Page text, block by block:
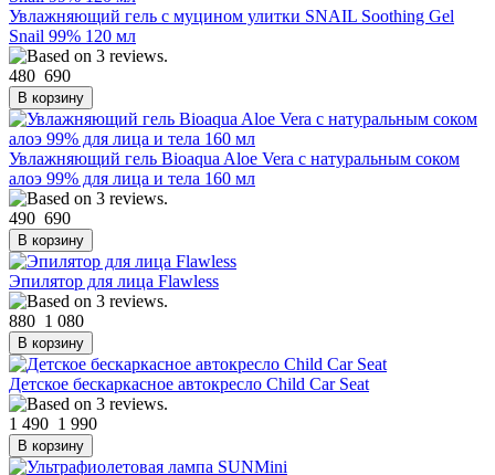
Увлажняющий гель с муцином улитки SNAIL Soothing Gel
Snail 99% 120 мл
480 690
Увлажняющий гель Bioaqua Aloe Vera с натуральным соком
алоэ 99% для лица и тела 160 мл
490 690
Эпилятор для лица Flawless
880 1 080
Детское бескаркасное автокресло Child Car Seat
1 490 1 990